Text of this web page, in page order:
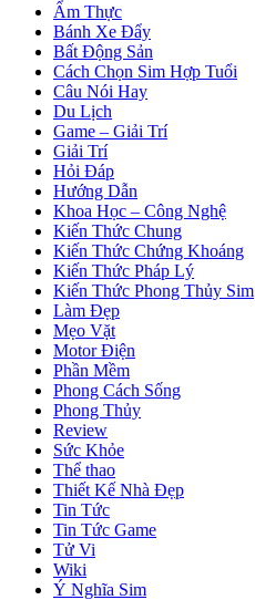
Ẩm Thực
Bánh Xe Đẩy
Bất Động Sản
Cách Chọn Sim Hợp Tuổi
Câu Nói Hay
Du Lịch
Game – Giải Trí
Giải Trí
Hỏi Đáp
Hướng Dẫn
Khoa Học – Công Nghệ
Kiến Thức Chung
Kiến Thức Chứng Khoáng
Kiến Thức Pháp Lý
Kiến Thức Phong Thủy Sim
Làm Đẹp
Mẹo Vặt
Motor Điện
Phần Mềm
Phong Cách Sống
Phong Thủy
Review
Sức Khỏe
Thể thao
Thiết Kế Nhà Đẹp
Tin Tức
Tin Tức Game
Tử Vi
Wiki
Ý Nghĩa Sim